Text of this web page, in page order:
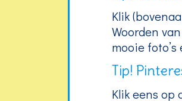
Klik
Woorden
mooie
Tip!
Klik eens op